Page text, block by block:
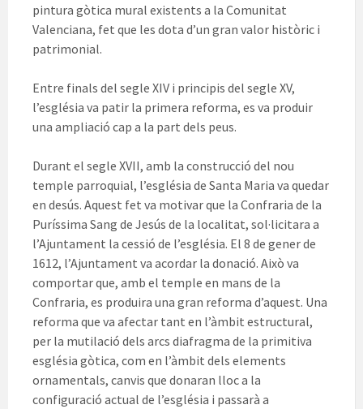
pintura gòtica mural existents a la Comunitat
Valenciana, fet que les dota d’un gran valor històric i
patrimonial.
Entre finals del segle XIV i principis del segle XV,
l’església va patir la primera reforma, es va produir
una ampliació cap a la part dels peus.
Durant el segle XVII, amb la construcció del nou
temple parroquial, l’església de Santa Maria va quedar
en desús. Aquest fet va motivar que la Confraria de la
Puríssima Sang de Jesús de la localitat, sol·licitara a
l’Ajuntament la cessió de l’església. El 8 de gener de
1612, l’Ajuntament va acordar la donació. Això va
comportar que, amb el temple en mans de la
Confraria, es produira una gran reforma d’aquest. Una
reforma que va afectar tant en l’àmbit estructural,
per la mutilació dels arcs diafragma de la primitiva
església gòtica, com en l’àmbit dels elements
ornamentals, canvis que donaran lloc a la
configuració actual de l’església i passarà a